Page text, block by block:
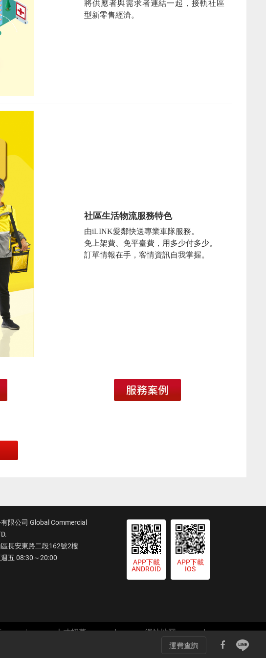
將供應者與需求者連結一起，接軌社區
型新零售經濟。
社區生活物流服務特色
由iLINK愛鄰快送專業車隊服務。
免上架費、免平臺費，用多少付多少。
訂單情報在手，客情資訊自我掌握。
運費查詢
限公司 Global Commercial
長安東路二段162號2樓
五 08:30～20:00
APP下載
ANDROID
APP下載
IOS
人才招募 網站地圖